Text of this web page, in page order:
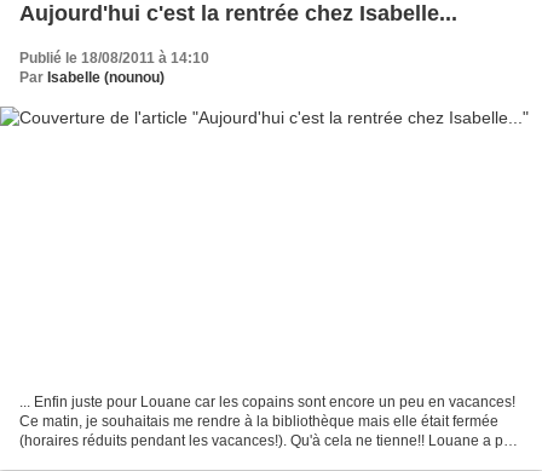
Aujourd'hui c'est la rentrée chez Isabelle...
Publié le 18/08/2011 à 14:10
Par Isabelle (nounou)
... Enfin juste pour Louane car les copains sont encore un peu en vacances!
Ce matin, je souhaitais me rendre à la bibliothèque mais elle était fermée
(horaires réduits pendant les vacances!). Qu'à cela ne tienne!! Louane a pu